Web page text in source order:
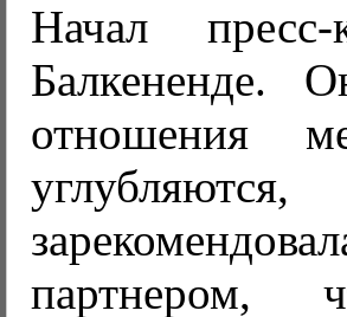
Начал пресс-
Балкененде.
отношения
партнером,